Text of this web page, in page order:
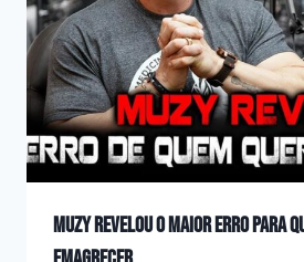
Muzy revelou o maior erro para